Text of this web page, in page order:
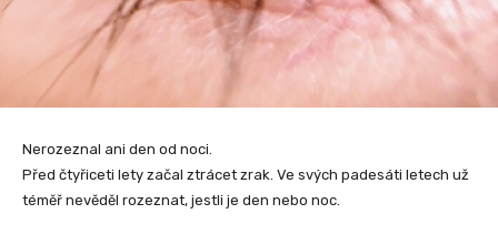
Nerozeznal ani den od noci.
Před čtyřiceti lety začal ztrácet zrak. Ve svých padesáti letech už
téměř nevěděl rozeznat, jestli je den nebo noc.